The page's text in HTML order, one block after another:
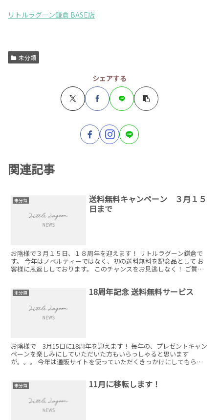
リトルラグーン鎌倉 BASE店
未分類
シェアする
関連記事
未分類
送料無料キャンペーン ３月１５
日まで
お陰様で３月１５日、１８周年を迎えます！ リトルラグーン鎌倉で
す。 今年はノベルティーではなく、初の送料無料を記念品として お
客様に恩返ししております。 このチャンスをお見逃しなく！ ご質問
未分類 18周年記念 送料無料サービス
お陰様で 3月15日に18周年を迎えます！ 毎年の、プレゼントキャン
ペーンを楽しみにしていただいた方もいらっしゃると思います
が。。。 今年は通販サイトを使っていただくきっかけにしてもらい
未分類 11月に移転します！